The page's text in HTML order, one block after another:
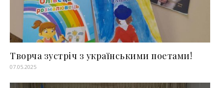
Творча зустріч з українськими поетами!
07.05.2025